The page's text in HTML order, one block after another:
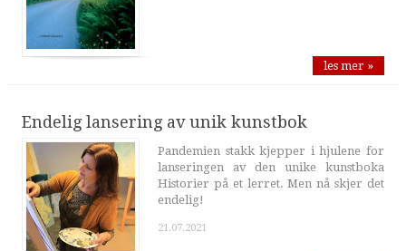
les mer »
Endelig lansering av unik kunstbok
Pandemien stakk kjepper i hjulene for
lanseringen av den unike kunstboka
Historier på et lerret. Men nå skjer det
endelig!
21.07.2021